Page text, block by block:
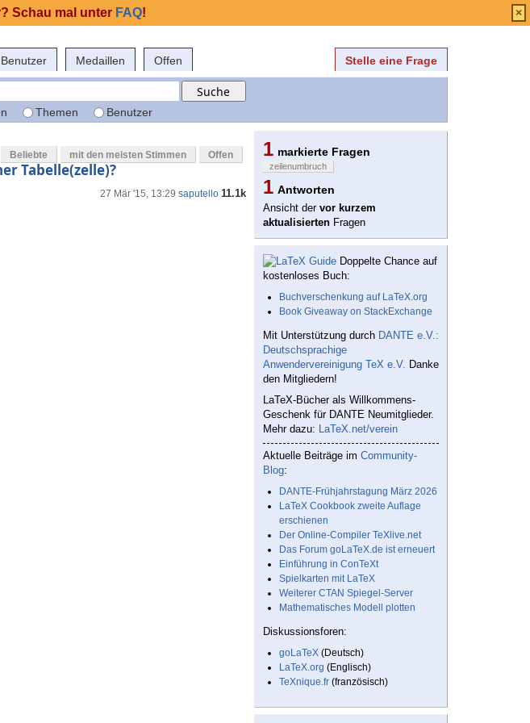
Benutzer Medaillen Offen Stelle eine Frage
Themen Benutzer
Beliebte mit den meisten Stimmen Offen
Tabelle(zelle)?
27 Mär '15, 13:29 saputello 11.1k
1 markierte Fragen
zeilenumbruch
1 Antworten
Ansicht der vor kurzem
aktualisierten Fragen
Doppelte Chance auf
kostenloses Buch:
Buchverschenkung auf LaTeX.org
Book Giveaway on StackExchange
Mit Unterstützung durch DANTE e.V.:
Deutschsprachige
Anwendervereinigung TeX e.V. Danke
den Mitgliedern!
LaTeX-Bücher als Willkommens-
Geschenk für DANTE Neumitglieder.
Mehr dazu: LaTeX.net/verein
Aktuelle Beiträge im Community-
Blog:
DANTE-Frühjahrstagung März 2026
LaTeX Cookbook zweite Auflage
erschienen
Der Online-Compiler TeXlive.net
Das Forum goLaTeX.de ist erneuert
Einführung in ConTeXt
Spielkarten mit LaTeX
Weiterer CTAN Spiegel-Server
Mathematisches Modell plotten
Diskussionsforen:
goLaTeX (Deutsch)
LaTeX.org (Englisch)
TeXnique.fr (französisch)
Schau mal unter FAQ! ×